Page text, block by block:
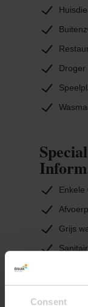
Consent
Droger
Enkele
Grijs